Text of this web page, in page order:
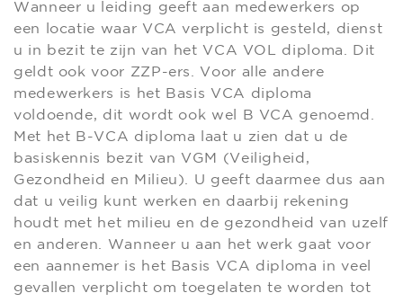
Wanneer u leiding geeft aan medewerkers op
een locatie waar VCA verplicht is gesteld, dienst
u in bezit te zijn van het VCA VOL diploma. Dit
geldt ook voor ZZP-ers. Voor alle andere
medewerkers is het Basis VCA diploma
voldoende, dit wordt ook wel B VCA genoemd.
Met het B-VCA diploma laat u zien dat u de
basiskennis bezit van VGM (Veiligheid,
Gezondheid en Milieu). U geeft daarmee dus aan
dat u veilig kunt werken en daarbij rekening
houdt met het milieu en de gezondheid van uzelf
en anderen. Wanneer u aan het werk gaat voor
een aannemer is het Basis VCA diploma in veel
gevallen verplicht om toegelaten te worden tot